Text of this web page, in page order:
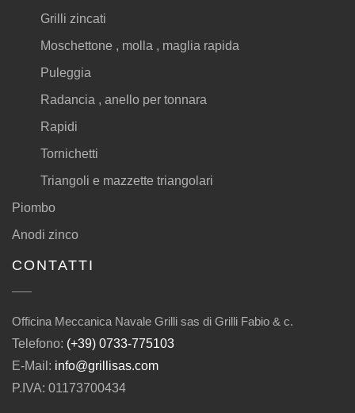
Grilli zincati
Moschettone , molla , maglia rapida
Puleggia
Radancia , anello per tonnara
Rapidi
Tornichetti
Triangoli e mazzette triangolari
Piombo
Anodi zinco
CONTATTI
Officina Meccanica Navale Grilli sas di Grilli Fabio & c.
Telefono: (+39) 0733-775103
E-Mail: info@grillisas.com
P.IVA: 01173700434